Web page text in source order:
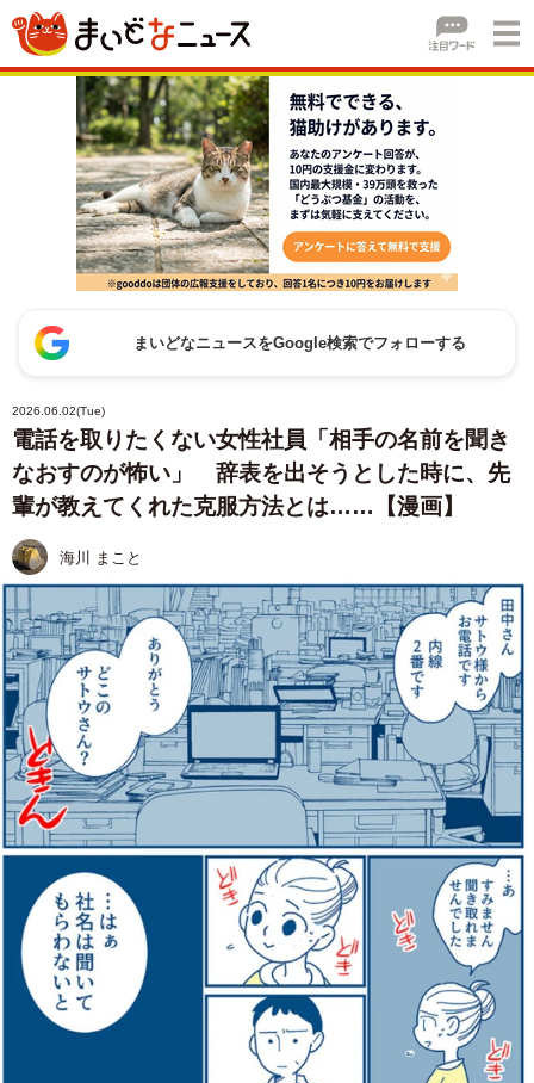
まいどなニュースをGoogle検索でフォローする
2026.06.02(Tue)
電話を取りたくない女性社員「相手の名前を聞き
なおすのが怖い」 辞表を出そうとした時に、先
輩が教えてくれた克服方法とは……【漫画】
海川 まこと